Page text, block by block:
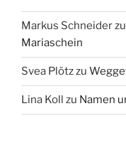
Markus Schneiderzu
Mariaschein
Svea Plötzzu
Lina Koll zu Namen